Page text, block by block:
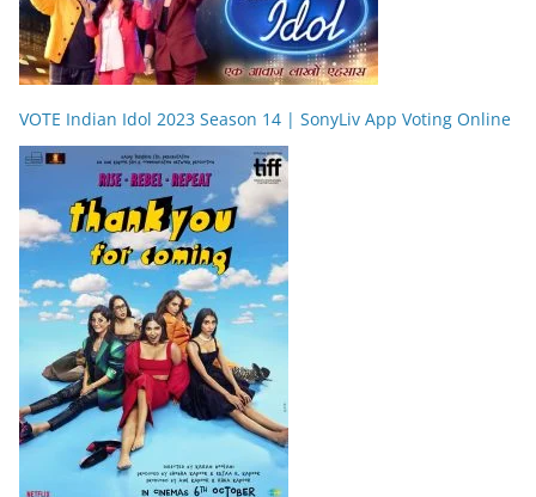
VOTE Indian Idol 2023 Season 14 | SonyLiv App Voting Online